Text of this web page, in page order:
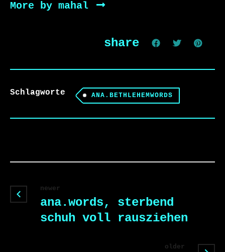
More by mahal
share
Schlagworte ANA.BETHLEHEMWORDS
newer
ana.words, sterbend
schuh voll rausziehen
older